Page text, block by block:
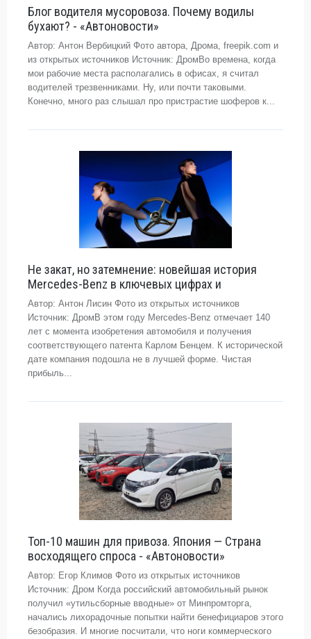
Блог водителя мусоровоза. Почему водилы
бухают? - «Автоновости»
Автор: Антон Вербицкий Фото автора, Дрома, freepik.com и
из открытых источников Источник: ДромВо времена, когда
мои рабочие места располагались в офисах, я считал
водителей трезвенниками. Ну, или почти таковыми.
Конечно, много раз слышал про пристрастие шоферов к...
Не закат, но затемнение: новейшая история
Mercedes-Benz в ключевых цифрах и
Автор: Антон Лисин Фото из открытых источников
Источник: ДромВ этом году Mercedes-Benz отмечает 140
лет с момента изобретения автомобиля и получения
соответствующего патента Карлом Бенцем. К исторической
дате компания подошла не в лучшей форме. Чистая
прибыль...
Топ-10 машин для привоза. Япония — Страна
восходящего спроса - «Автоновости»
Автор: Егор Климов Фото из открытых источников
Источник: Дром Когда российский автомобильный рынок
получил «утильсборные вводные» от Минпромторга,
начались лихорадочные попытки найти бенефициаров этого
безобразия. И многие посчитали, что ноги коммерческого